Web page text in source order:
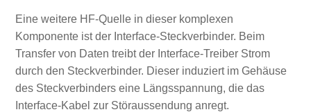
Eine weitere HF-Quelle in dieser komplexen
Komponente ist der Interface-Steckverbinder. Beim
Transfer von Daten treibt der Interface-Treiber Strom
durch den Steckverbinder. Dieser induziert im Gehäuse
des Steckverbinders eine Längsspannung, die das
Interface-Kabel zur Störaussendung anregt.